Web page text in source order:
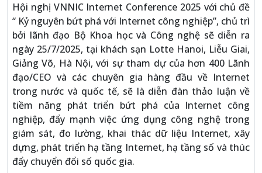
Hội nghị VNNIC Internet Conference 2025 với chủ đề
“ Kỷ nguyên bứt phá với Internet công nghiệp”, chủ trì
bởi lãnh đạo Bộ Khoa học và Công nghệ sẽ diễn ra
ngày 25/7/2025, tại khách sạn Lotte Hanoi, Liễu Giai,
Giảng Võ, Hà Nội, với sự tham dự của hơn 400 Lãnh
đạo/CEO và các chuyên gia hàng đầu về Internet
trong nước và quốc tế, sẽ là diễn đàn thảo luận về
tiềm năng phát triển bứt phá của Internet công
nghiệp, đẩy mạnh việc ứng dụng công nghệ trong
giám sát, đo lường, khai thác dữ liệu Internet, xây
dựng, phát triển hạ tầng Internet, hạ tầng số và thúc
đẩy chuyển đổi số quốc gia.